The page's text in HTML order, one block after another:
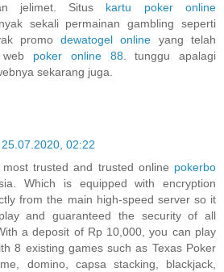
jelimet. Situs kartu poker online
sekali permainan gambling seperti
promodewatogel online yang telah
web poker online 88. tunggu apalagi
sekarang juga.
25.07.2020, 02:22
trusted and trusted online pokerbo
Which is equipped with encryption
from the main high-speed server so it
and guaranteed the security of all
a deposit of Rp 10,000, you can play
8 existing games such as Texas Poker
domino, capsa stacking, blackjack,